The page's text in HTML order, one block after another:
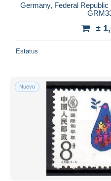
Germany, Federal
±
Estatus
Nuevo